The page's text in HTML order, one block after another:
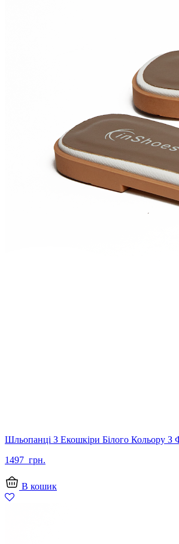
Шльопанці З Екошкіри Білого Кольору З
1497 грн.
В кошик